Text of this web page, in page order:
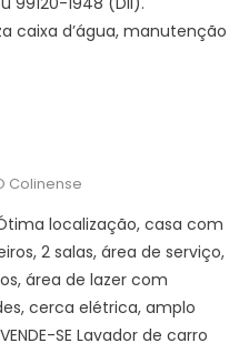
caixa d’água, manutenção
Colinense
localização, casa com
2 salas, área de serviço,
área de lazer com
cerca elétrica, amplo
SE Lavador de carro